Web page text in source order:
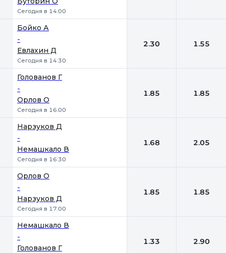
Сегодня в 14:00
Бойко А
-
Евлахин Д
Сегодня в 14:30
2.30 1.55
Голованов Г
-
Орлов О
Сегодня в 16:00
1.85 1.85
Нарзуков Д
-
Немашкало В
Сегодня в 16:30
1.68 2.05
Орлов О
-
Нарзуков Д
Сегодня в 17:00
1.85 1.85
Немашкало В
-
Голованов Г
1.33 2.90